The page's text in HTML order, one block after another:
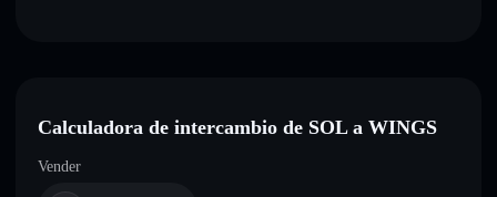
Calculadora de intercambio de SOL a WINGS
Vender